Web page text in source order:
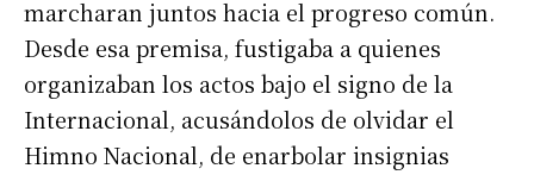
marcharan juntos hacia el progreso común.
Desde esa premisa, fustigaba a quienes
organizaban los actos bajo el signo de la
Internacional, acusándolos de olvidar el
Himno Nacional, de enarbolar insignias